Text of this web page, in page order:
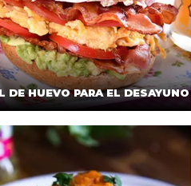
DE HUEVO PARA EL DESAYUNO